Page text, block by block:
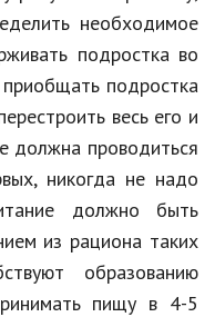
необходимое
подростка во
подростка
весь его и
должна проводиться
никогда не надо
должно быть
из рациона таких
образованию
пищу в 4-5